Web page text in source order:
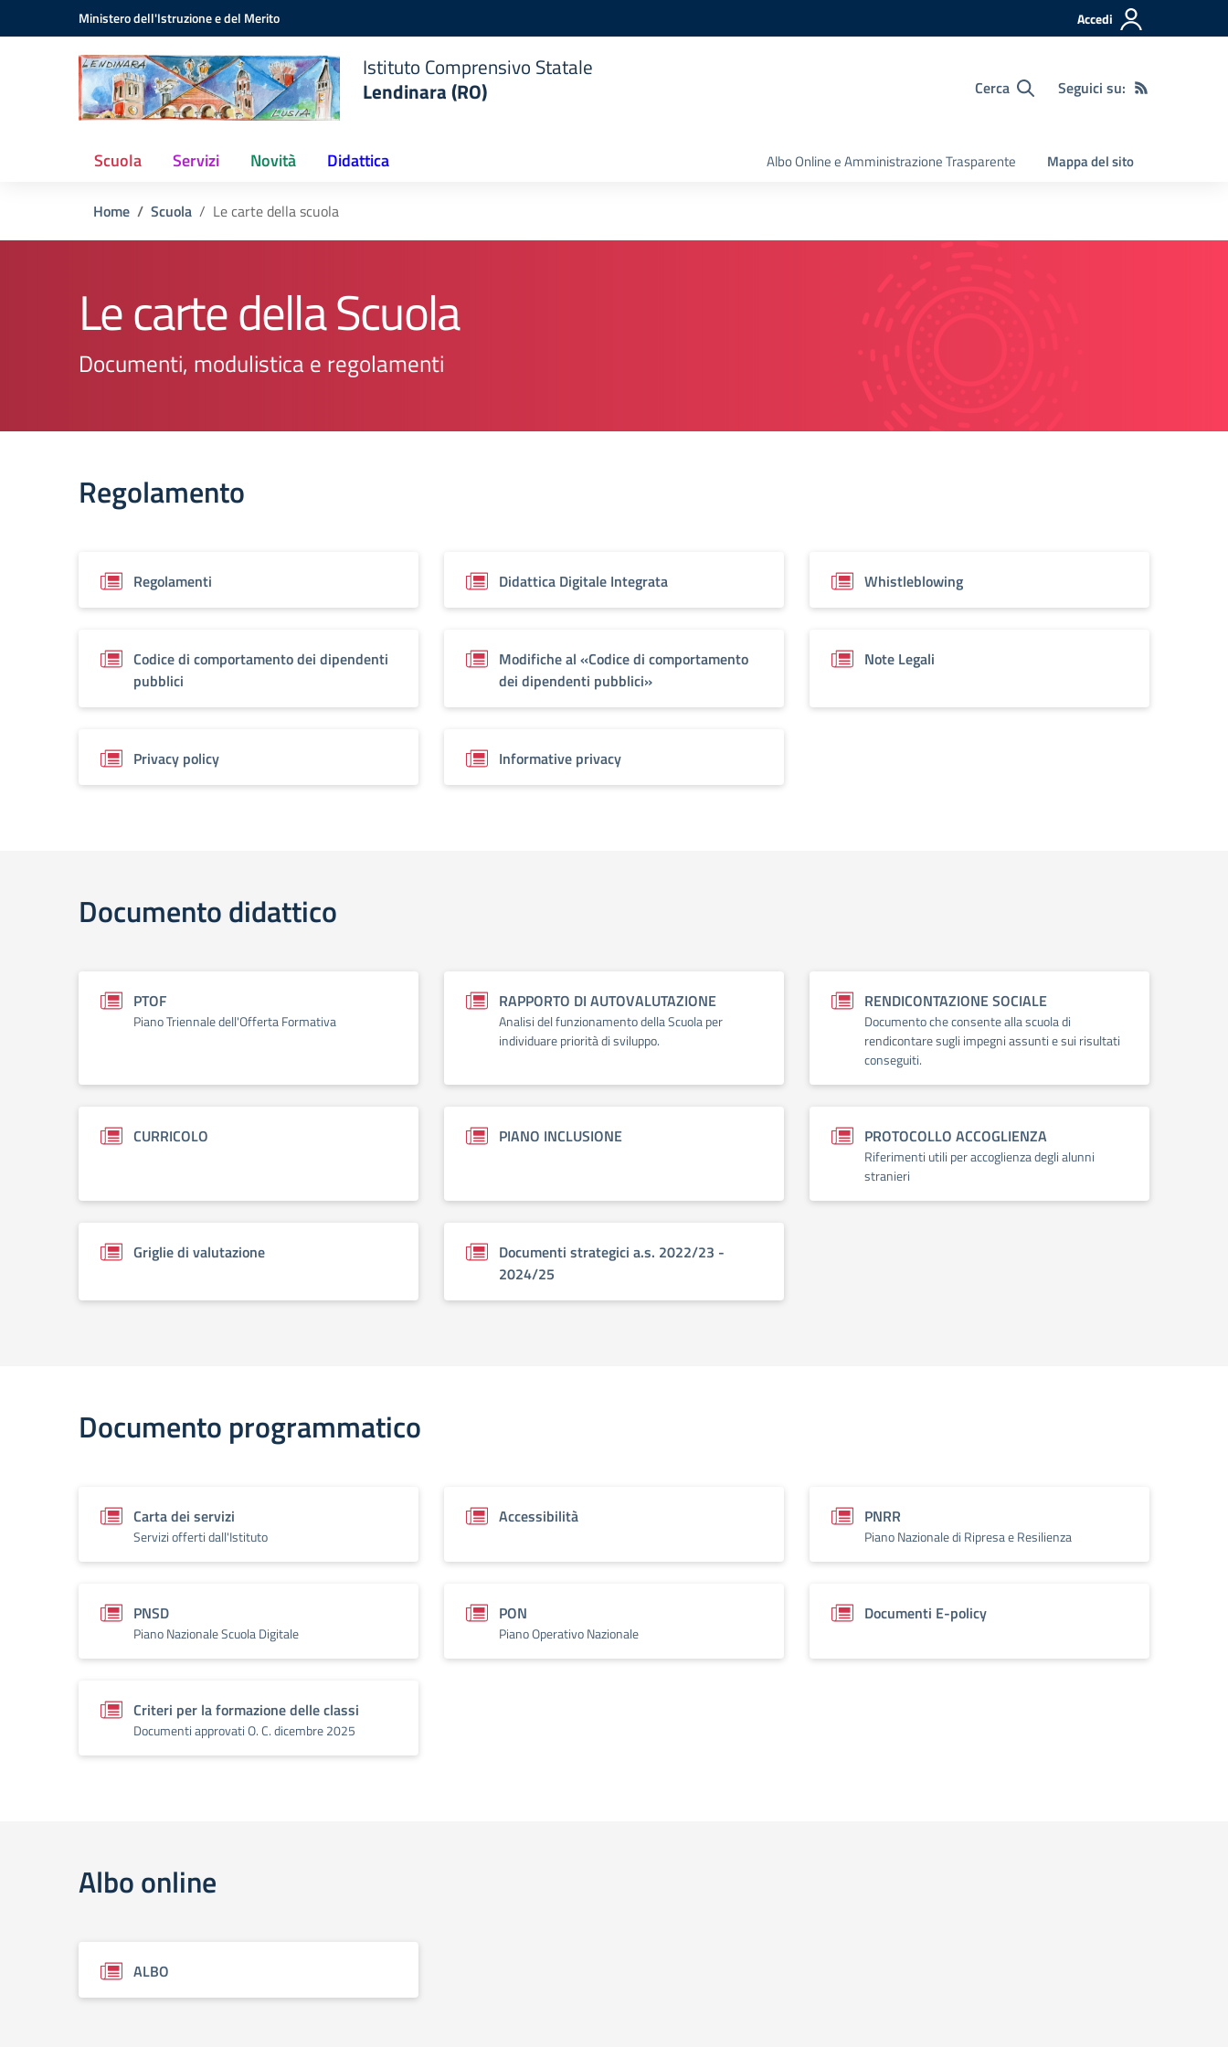
Vai ai contenuti
Vai al menu di navigazioneMinistero dell'Istruzione e del Merito Accedi
Comprensivo
Lendinara
Istituto Comprensivo Statale
Lendinara (RO)
Cerca Seguici su:
Scuola Servizi Novità Didattica Albo Online e Amministrazione Trasparente Mappa del sito
Home Scuola Le carte della scuola
Le carte della Scuola
Documenti, modulistica e regolamenti
Regolamento
Regolamenti Didattica Digitale Integrata Whistleblowing
Codice di comportamento dei dipendenti
pubblici
Modifiche al «Codice di comportamento
dei dipendenti pubblici»
Note Legali
Privacy policy Informative privacy
Documento didattico
PTOF
Piano Triennale dell'Offerta Formativa
RAPPORTO DI AUTOVALUTAZIONE
Analisi del funzionamento della Scuola per
individuare priorità di sviluppo.
RENDICONTAZIONE SOCIALE
Documento che consente alla scuola di
rendicontare sugli impegni assunti e sui risultati
conseguiti.
CURRICOLO PIANO INCLUSIONE PROTOCOLLO ACCOGLIENZA
Riferimenti utili per accoglienza degli alunni
stranieri
Griglie di valutazione
Documenti strategici a.s. 2022/23 -
2024/25
Documento programmatico
Carta dei servizi
Servizi offerti dall'Istituto
Accessibilità PNRR
Piano Nazionale di Ripresa e Resilienza
PNSD
Piano Nazionale Scuola Digitale
PON
Piano Operativo Nazionale
Documenti E-policy
Criteri per la formazione delle classi
Documenti approvati O. C. dicembre 2025
Albo online
ALBO